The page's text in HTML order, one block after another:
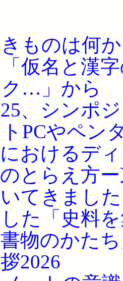
ものは何
仮名と漢
…」から
、シンポ
PCやペン
おけるデ
とらえ方
てきまし
た「史料
書物のかた
2026